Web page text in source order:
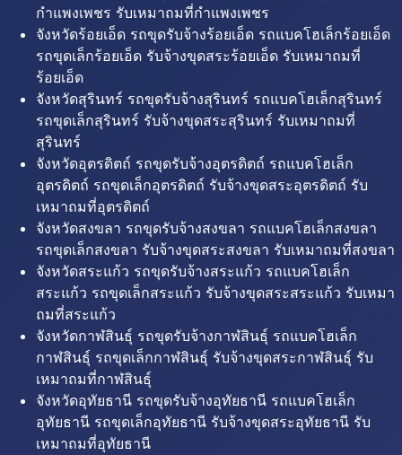
กำแพงเพชร รับเหมาถมที่กำแพงเพชร
จังหวัดร้อยเอ็ด รถขุดรับจ้างร้อยเอ็ด รถแบคโฮเล็กร้อยเอ็ด
รถขุดเล็กร้อยเอ็ด รับจ้างขุดสระร้อยเอ็ด รับเหมาถมที่
ร้อยเอ็ด
จังหวัดสุรินทร์ รถขุดรับจ้างสุรินทร์ รถแบคโฮเล็กสุรินทร์
รถขุดเล็กสุรินทร์ รับจ้างขุดสระสุรินทร์ รับเหมาถมที่
สุรินทร์
จังหวัดอุตรดิตถ์ รถขุดรับจ้างอุตรดิตถ์ รถแบคโฮเล็ก
อุตรดิตถ์ รถขุดเล็กอุตรดิตถ์ รับจ้างขุดสระอุตรดิตถ์ รับ
เหมาถมที่อุตรดิตถ์
จังหวัดสงขลา รถขุดรับจ้างสงขลา รถแบคโฮเล็กสงขลา
รถขุดเล็กสงขลา รับจ้างขุดสระสงขลา รับเหมาถมที่สงขลา
จังหวัดสระแก้ว รถขุดรับจ้างสระแก้ว รถแบคโฮเล็ก
สระแก้ว รถขุดเล็กสระแก้ว รับจ้างขุดสระสระแก้ว รับเหมา
ถมที่สระแก้ว
จังหวัดกาฬสินธุ์ รถขุดรับจ้างกาฬสินธุ์ รถแบคโฮเล็ก
กาฬสินธุ์ รถขุดเล็กกาฬสินธุ์ รับจ้างขุดสระกาฬสินธุ์ รับ
เหมาถมที่กาฬสินธุ์
จังหวัดอุทัยธานี รถขุดรับจ้างอุทัยธานี รถแบคโฮเล็ก
อุทัยธานี รถขุดเล็กอุทัยธานี รับจ้างขุดสระอุทัยธานี รับ
เหมาถมที่อุทัยธานี